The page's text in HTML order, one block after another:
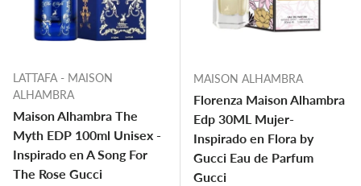
LATTAFA - MAISON
ALHAMBRA
Maison Alhambra The
Myth EDP 100ml Unisex -
Inspirado en A Song For
The Rose Gucci
MAISON ALHAMBRA
Florenza Maison Alhambra
Edp 30ML Mujer-
Inspirado en Flora by
Gucci Eau de Parfum
Gucci